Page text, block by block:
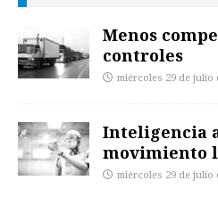
Menos
controles
miércoles 29 de julio
Inteligencia
movimiento
miércoles 29 de julio